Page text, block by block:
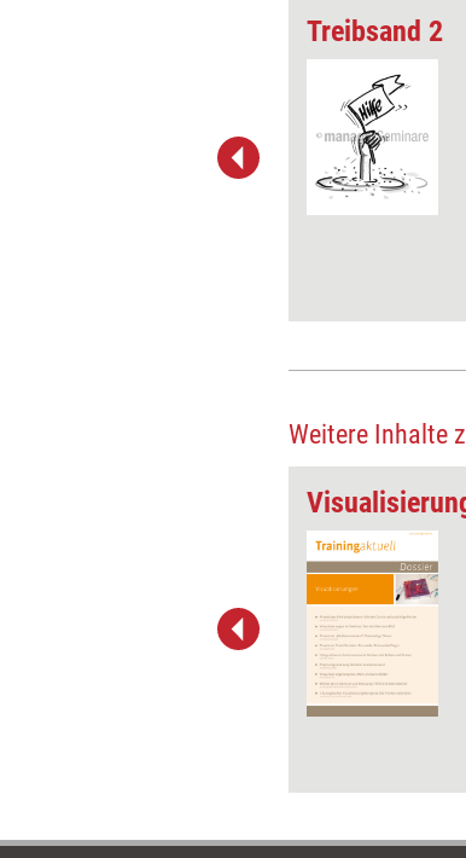
Treibsand 2
Weitere Inhalte